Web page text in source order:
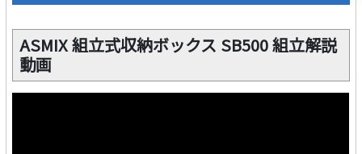
ASMIX 組立式収納ボックス SB500 組立解説
動画